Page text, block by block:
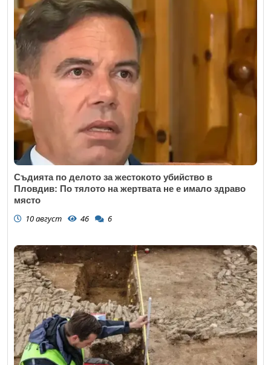
Съдията по делото за жестокото убийство в
Пловдив: По тялото на жертвата не е имало здраво
място
10 август 46 6